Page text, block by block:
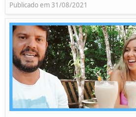
Publicado em 31/08/2021